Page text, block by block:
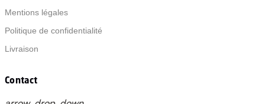
Mentions légales
Politique de confidentialité
Livraison
Contact